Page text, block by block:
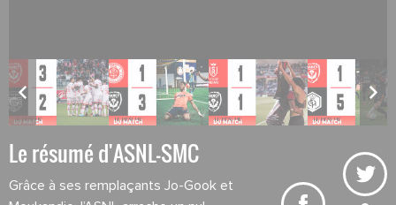
Le résumé d'ASNL-SMC
Grâce à ses remplaçants Jo-Gook et